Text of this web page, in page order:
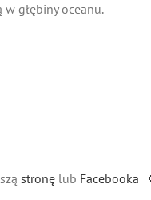
w głębiny oceanu.
stronęlub Facebooka